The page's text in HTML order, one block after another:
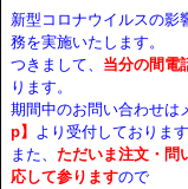
新型コロナウイルスの影
務を実施いたします。
つきまして、 当分の間電
ります。
期間中のお問い合わせは
p】 より受付しております
また、 ただいま注文・問
応して参りますので